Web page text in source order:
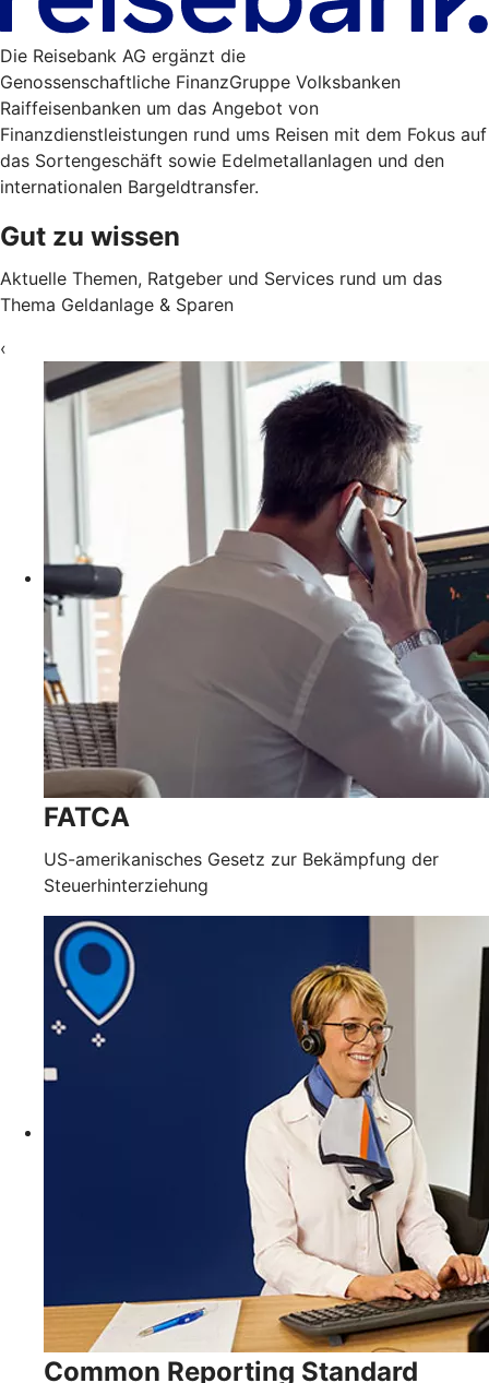
Die Reisebank AG ergänzt die
Genossenschaftliche FinanzGruppe Volksbanken
Raiffeisenbanken um das Angebot von
Finanzdienstleistungen rund ums Reisen mit dem Fokus auf
das Sortengeschäft sowie Edelmetallanlagen und den
internationalen Bargeldtransfer.
Gut zu wissen
Aktuelle Themen, Ratgeber und Services rund um das
Thema Geldanlage & Sparen
‹
FATCA
US-amerikanisches Gesetz zur Bekämpfung der
Steuerhinterziehung
Common Reporting Standard